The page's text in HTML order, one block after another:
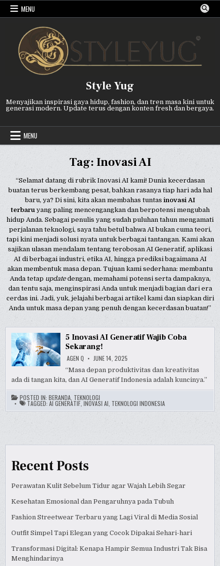
Skip
MENU
Style Yug
Menyajikan inspirasi gaya hidup, fashion, dan tren masa kini untuk
generasi modern. Update terus dengan konten fresh dan bergaya.
MENU
Tag: Inovasi AI
“Selamat datang di rubrik Inovasi AI kami! Dunia kecerdasan
buatan terus berkembang pesat, bahkan rasanya tiap hari ada hal
baru, ya? Di sini, kita akan membahas tuntas inovasi AI
terbaruyang paling mencengangkan dan berpotensi mengubah
hidup Anda. Sebagai penulis yang sudah puluhan tahun mengamati
perjalanan teknologi, saya tahu betul bahwa AI bukan cuma teori,
tapi kini menjadi solusi nyata untuk berbagai tantangan. Kami akan
sajikan ulasan mendalam tentang terobosan AI Generatif, aplikasi
AI di berbagai industri, etika AI, hingga prediksi bagaimana AI
akan membentuk masa depan. Tujuan kami sederhana: membantu
Anda tetap updatedengan, memahami potensi serta dampaknya,
dan tentu saja, menginspirasi Anda untuk menjadi bagian dari era
cerdas ini. Jadi, yuk, jelajahi berbagai artikel kami dan siapkan diri
Anda untuk masa depan yang penuh dengan kecerdasan buatan!”
5 Inovasi AI Generatif Wajib Coba
Sekarang!
AGEN Q JUNE 14, 2025
“Masa depan produktivitas dan kreativitas
ada di tangan kita, dan AI Generatif Indonesia adalah kuncinya.”
POSTED IN:BERANDA TEKNOLOGI
TAGGED:AI GENERATIF ,INOVASI AI TEKNOLOGI INDONESIA
Recent Posts
Perawatan Kulit Sebelum Tidur agar Wajah Lebih Segar
Kesehatan Emosional dan Pengaruhnya pada Tubuh
Fashion Streetwear Terbaru yang Lagi Viral di Media Sosial
Outfit Simpel Tapi Elegan yang Cocok Dipakai Sehari-hari
Transformasi Digital: Kenapa Hampir Semua Industri Tak Bisa
Menghindarinya